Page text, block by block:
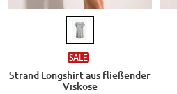
SALE
Strand Longshirt aus fließender
Viskose